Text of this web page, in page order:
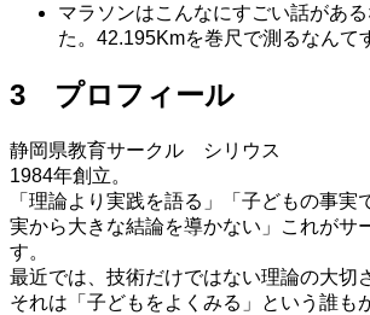
マラソンはこんなにすごい話があ
た。42.195Kmを巻尺で測るなんて
3 プロフィール
静岡県教育サークル シリウス
1984年創立。
「理論より実践を語る」「子どもの事実
実から大きな結論を導かない」これがサ
す。
最近では、技術だけではない理論の大切
それは「子どもをよくみる」という誰も